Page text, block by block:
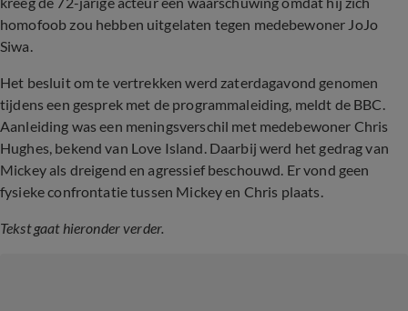
homofoob zou hebben uitgelaten tegen medebewoner JoJo
Siwa.
Het besluit om te vertrekken werd zaterdagavond genomen
tijdens een gesprek met de programmaleiding, meldt de BBC.
Aanleiding was een meningsverschil met medebewoner Chris
Hughes, bekend van Love Island. Daarbij werd het gedrag van
Mickey als dreigend en agressief beschouwd. Er vond geen
fysieke confrontatie tussen Mickey en Chris plaats.
Tekst gaat hieronder verder.